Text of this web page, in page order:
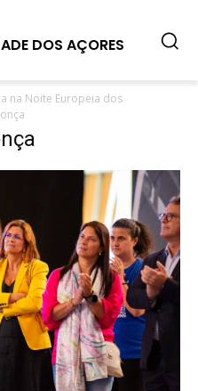
DOS AÇORES
na Noite Europeia dos